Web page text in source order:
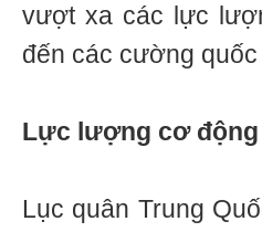
vượt xa các lực
đến các cường
Lực lượng cơ
Lục quân Trung